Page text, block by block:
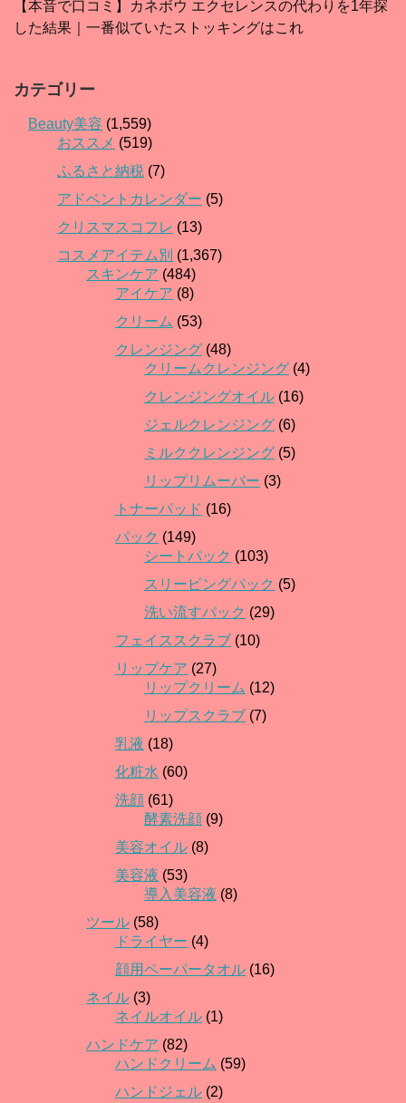
【本音で口コミ】カネボウ エクセレンスの代わりを1年探
した結果｜一番似ていたストッキングはこれ
カテゴリー
Beauty美容 (1,559)
おススメ (519)
ふるさと納税 (7)
アドベントカレンダー (5)
クリスマスコフレ (13)
コスメアイテム別 (1,367)
スキンケア (484)
アイケア (8)
クリーム (53)
クレンジング (48)
クリームクレンジング (4)
クレンジングオイル (16)
ジェルクレンジング (6)
ミルククレンジング (5)
リップリムーバー (3)
トナーパッド (16)
パック (149)
シートパック (103)
スリーピングパック (5)
洗い流すパック (29)
フェイススクラブ (10)
リップケア (27)
リップクリーム (12)
リップスクラブ (7)
乳液 (18)
化粧水 (60)
洗顔 (61)
酵素洗顔 (9)
美容オイル (8)
美容液 (53)
導入美容液 (8)
ツール (58)
ドライヤー (4)
顔用ペーパータオル (16)
ネイル (3)
ネイルオイル (1)
ハンドケア (82)
ハンドクリーム (59)
ハンドジェル (2)